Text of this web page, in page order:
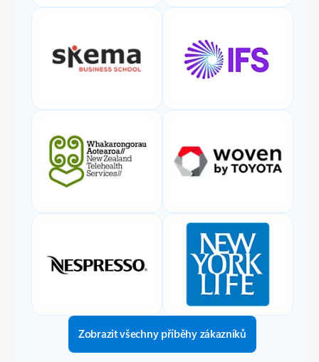
Zobrazit všechny příběhy zákazníků